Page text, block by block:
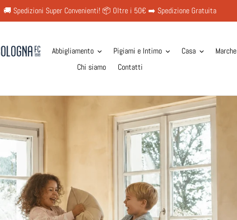
🚚 Spedizioni Super Convenienti! 📦 Oltre i 50€ ➡️ Spedizione Gratuita
Abbigliamento Pigiami e Intimo Casa
Marche
Chi siamo
Contatti